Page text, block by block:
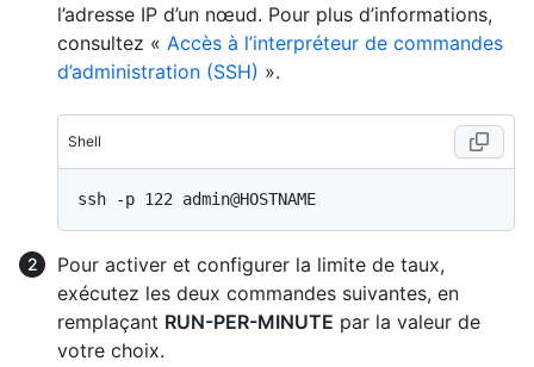
l’adresse IP d’un nœud. Pour plus d’informations,
consultez « Accès à l’interpréteur de commandes
d’administration (SSH) ».
Shell
Pour activer et configurer la limite de taux,
exécutez les deux commandes suivantes, en
remplaçant RUN-PER-MINUTE par la valeur de
votre choix.